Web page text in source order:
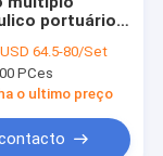
portuário
3/4 -
16UNF
USD 64.5-80/Set
PCes
o ultimo preço